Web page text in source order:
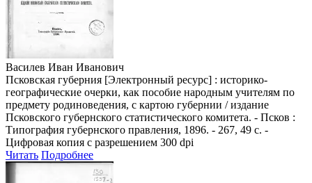
Василев Иван Иванович
Псковская губерния [Электронный ресурс] : историко-
географические очерки, как пособие народным учителям по
предмету родиноведения, с картою губернии / издание
Псковского губернского статистического комитета. - Псков :
Типография губернского правления, 1896. - 267, 49 с. -
Цифровая копия с разрешением 300 dpi
Читать Подробнее